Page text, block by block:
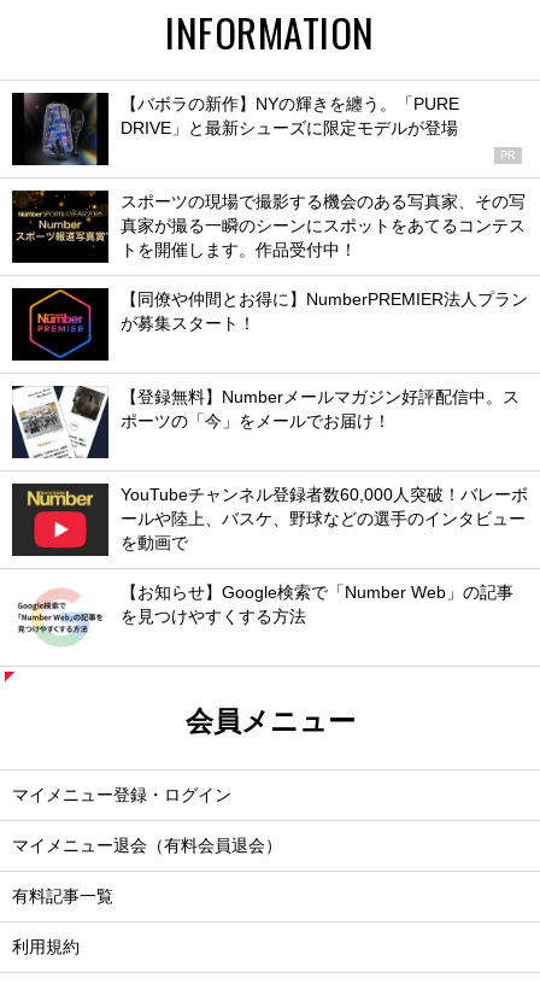
INFORMATION
【バボラの新作】NYの輝きを纏う。「PURE
DRIVE」と最新シューズに限定モデルが登場
PR
スポーツの現場で撮影する機会のある写真家、その写
真家が撮る一瞬のシーンにスポットをあてるコンテス
トを開催します。作品受付中！
【同僚や仲間とお得に】NumberPREMIER法人プラン
が募集スタート！
【登録無料】Numberメールマガジン好評配信中。ス
ポーツの「今」をメールでお届け！
YouTubeチャンネル登録者数60,000人突破！バレーボ
ールや陸上、バスケ、野球などの選手のインタビュー
を動画で
【お知らせ】Google検索で「Number Web」の記事
を見つけやすくする方法
会員メニュー
マイメニュー登録・ログイン
マイメニュー退会（有料会員退会）
有料記事一覧
利用規約